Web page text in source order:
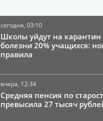
сегодня, 03:10
Школы уйдут на карантин
болезни 20% учащихся:
правила
вчера, 12:34
Средняя пенсия по
превысила 27 тысяч